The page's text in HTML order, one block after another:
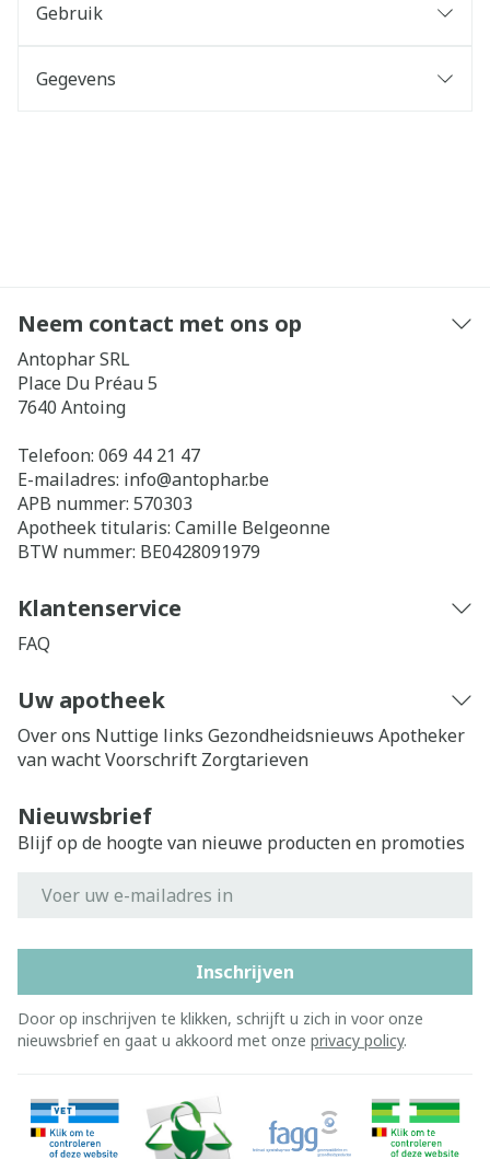
Gebruik
Gegevens
Neem contact met ons op
Antophar SRL
Place Du Préau 5
7640 Antoing
Telefoon: 069 44 21 47
E-mailadres: info@antophar.be
APB nummer: 570303
Apotheek titularis: Camille Belgeonne
BTW nummer: BE0428091979
Klantenservice
FAQ
Uw apotheek
Over ons Nuttige links Gezondheidsnieuws Apotheker
van wachtVoorschrift Zorgtarieven
Nieuwsbrief
Blijf op de hoogte van nieuwe producten en promoties
Inschrijven
Door op inschrijven te klikken, schrijft u zich in voor onze
nieuwsbrief en gaat u akkoord met onze privacy policy.